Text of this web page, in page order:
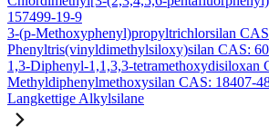
157499-19-9
3-(p-Methoxyphenyl)propyltrichlorsilan
Phenyltris(vinyldimethylsiloxy)silan CAS:
1,3-Diphenyl-1,1,3,3-tetramethoxydisiloxan
Methyldiphenylmethoxysilan CAS: 18407-
Langkettige Alkylsilane